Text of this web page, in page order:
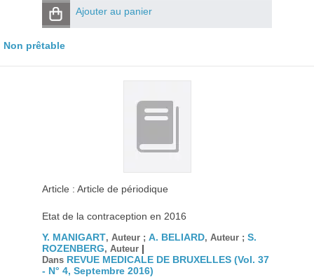
Ajouter au panier
Non prêtable
Article : Article de périodique
Etat de la contraception en 2016
Y. MANIGART, Auteur ; A. BELIARD, Auteur ; S.
ROZENBERG, Auteur |
Dans REVUE MEDICALE DE BRUXELLES (Vol. 37
- N° 4, Septembre 2016)